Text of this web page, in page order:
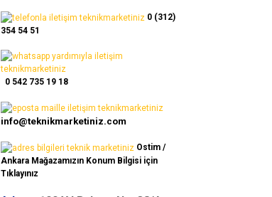
0 (312)
354 54 51
0 542 735 19 18
info@teknikmarketiniz.com
Ostim /
Ankara Mağazamızın Konum Bilgisi için
Tıklayınız